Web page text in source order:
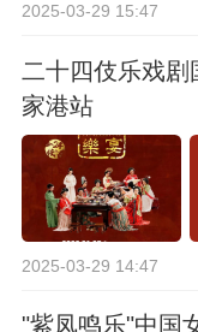
2025-03-29 15:47
二十四伎乐戏剧
家港站
2025-03-29 14:47
"紫凤鸣乐"中国